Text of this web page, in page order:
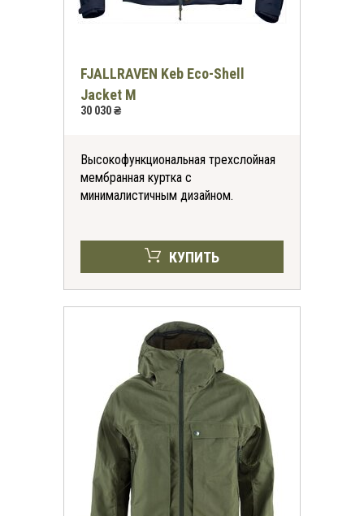
FJALLRAVEN Keb Eco-Shell
Jacket M
30 030 ₴
Высокофункциональная трехслойная
мембранная куртка с
минималистичным дизайном.
КУПИТЬ